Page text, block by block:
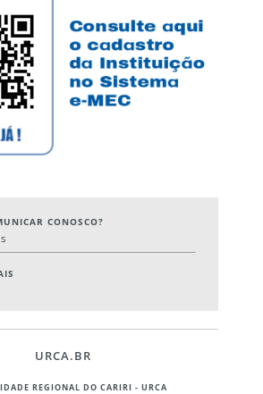
CONOSCO?
URCA.BR
REGIONAL DO CARIRI - URCA